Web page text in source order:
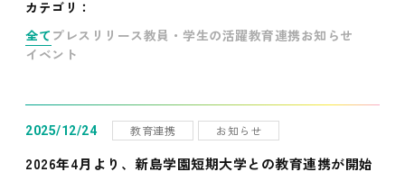
カテゴリ：
全て プレスリリース教員・学生の活躍教育連携お知らせ
イベント
2025/12/24 教育連携 お知らせ
2026年4月より、新島学園短期大学との教育連携が開始